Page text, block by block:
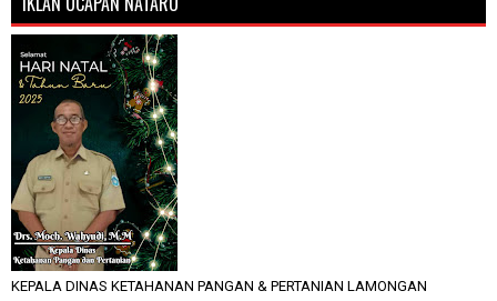
KEPALA DINAS KETAHANAN PANGAN & PERTANIAN LAMONGAN